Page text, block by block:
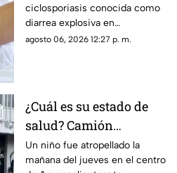
Aguascalientes
ciclosporiasis conocida como
diarrea explosiva en
Aguascalientes; te contamos
agosto 06, 2026 12:27 p. m.
¿Cuál es su estado de
salud? Camión
atropella a niño de 11
años en Aguascalientes
Un niño fue atropellado la
mañana del jueves en el centro